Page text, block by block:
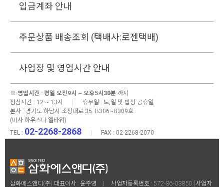
입금계좌 안내
주문상품 배송조회 (택배사:로젠택배)
사업장 및 영업시간 안내
※ 영업시간 : 평일 오전9시 ~ 오후5시30분 까지
점심시간 : 12 ~ 13시
휴무일 : 토,일 및 법정 공휴일
본사 : 경기도 하남시 조정대로 35. B306~B309호
(미사 하우스디 엘타워)
TEL : 02-2268-2868 FAX : 02-2268-2070
삼화에스앤디(주) 대표이사 : 윤주영 사업자등록번호 : 572-86-03850 [사업자